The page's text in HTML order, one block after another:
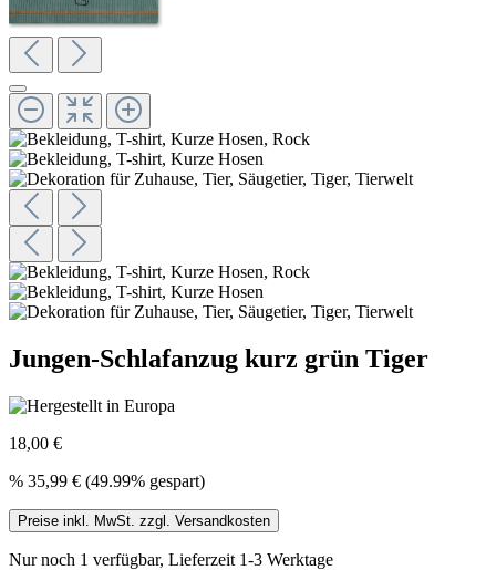
Jungen-Schlafanzug kurz grün Tiger
18,00 €
% 35,99 € (49.99% gespart)
Preise inkl. MwSt. zzgl. Versandkosten
Nur noch 1 verfügbar, Lieferzeit 1-3 Werktage